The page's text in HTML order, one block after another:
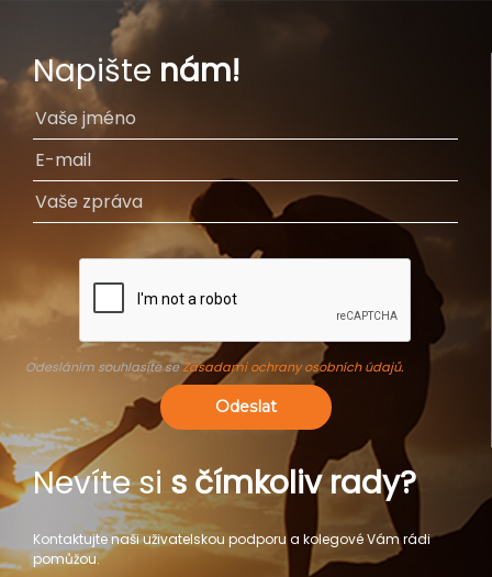
Napište nám!
Odesláním souhlasíte seZásadami ochrany osobních údajů.
Odeslat
Nevíte si s čímkoliv rady?
Kontaktujte naši uživatelskou podporu a kolegové Vám rádi
pomůžou.